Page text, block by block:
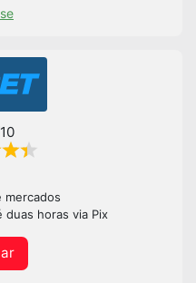
mercados
duas horas via Pix